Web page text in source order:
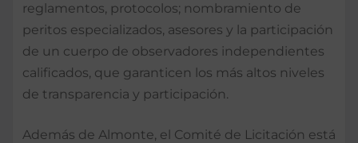
reglamentos, protocolos; nombramiento de
peritos especializados, asesores y la participación
de un cuerpo de observadores independientes
calificados, que garanticen los más altos niveles
de transparencia y participación.
Además de Almonte, el Comité de Licitación está